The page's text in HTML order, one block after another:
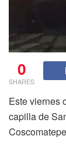
0
SHARES
Este viernes
capilla de